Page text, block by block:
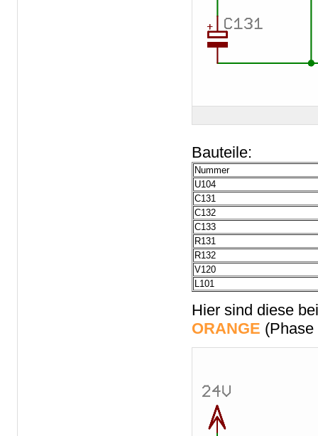
Bauteile:
Nummer
U104
C131
C132
C133
R131
R132
V120
L101
Hier sind diese
ORANGE